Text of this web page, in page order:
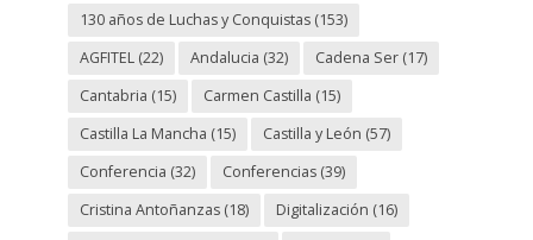
130 años de Luchas y Conquistas(153)
AGFITEL(22) Andalucia (32) Cadena Ser(17)
Cantabria (15) Carmen Castilla (15)
Castilla La Mancha (15) Castilla y León (57)
Conferencia (32) Conferencias(39)
Cristina Antoñanzas(18) Digitalización (16)